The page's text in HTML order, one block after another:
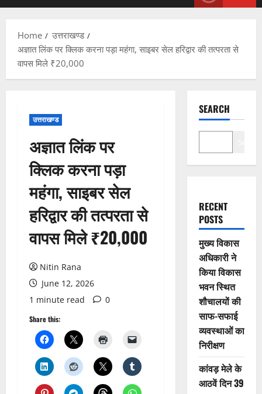
Home
उत्तराखण्ड
अज्ञात लिंक पर क्लिक करना पड़ा महंगा, साइबर सेल हरिद्वार की तत्परता से
वापस मिले ₹20,000
उत्तराखण्ड
अज्ञात लिंक पर
क्लिक करना पड़ा
महंगा, साइबर सेल
हरिद्वार की तत्परता से
वापस मिले ₹20,000
Nitin Rana
June 12, 2026
1 minute read
0
Share this:
SEARCH
RECENT
POSTS
मुख्य विकास
अधिकारी ने
किया विकास
भवन स्थित
शौचालयों की
साफ-सफाई
व्यवस्थाओं का
निरीक्षण
कांवड़ मेले के
आठवें दिन 39